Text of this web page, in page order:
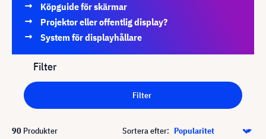
Köpguide för skärmar
Projektor eller offentlig display?
System för displayhållare
Filter
Filter
90 Produkter Sortera efter: